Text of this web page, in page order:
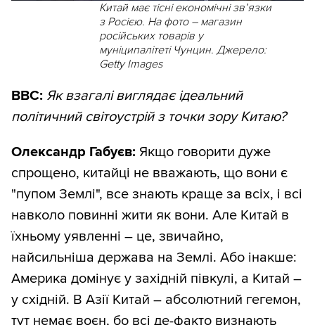
Китай має тісні економічні звʼязки
з Росією. На фото – магазин
російських товарів у
муніципалітеті Чунцин. Джерело:
Getty Images
ВВС: Як взагалі виглядає ідеальний
політичний світоустрій з точки зору Китаю?
Олександр Габуєв: Якщо говорити дуже
спрощено, китайці не вважають, що вони є
"пупом Землі", все знають краще за всіх, і всі
навколо повинні жити як вони. Але Китай в
їхньому уявленні – це, звичайно,
найсильніша держава на Землі. Або інакше:
Америка домінує у західній півкулі, а Китай –
у східній. В Азії Китай – абсолютний гегемон,
тут немає воєн, бо всі де-факто визнають